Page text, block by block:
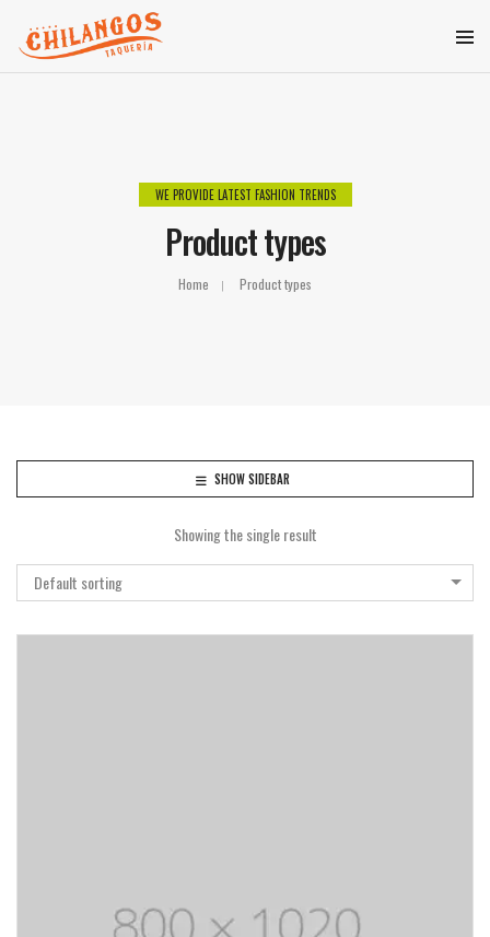
WE PROVIDE LATEST FASHION TRENDS
Product types
Home Product types
SHOW SIDEBAR
Showing the single result
Default sorting